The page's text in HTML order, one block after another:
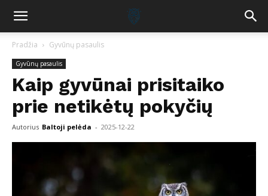
Pradžia Gyvūnų pasaulis
Gyvūnų pasaulis
Kaip gyvūnai prisitaiko
prie netikėtų pokyčių
Autorius Baltoji pelėda - 2025-12-22